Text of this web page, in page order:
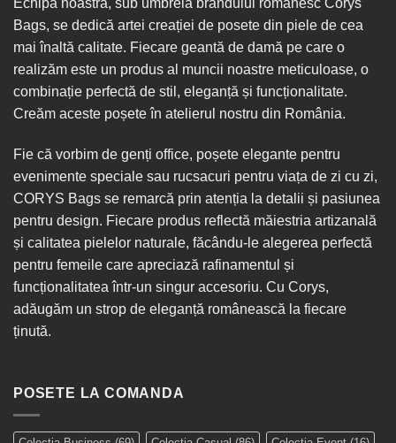
Echipa noastră, sub umbrela brandului românesc Corys
Bags, se dedică artei creației de posete din piele de cea
mai înaltă calitate. Fiecare geantă de damă pe care o
realizăm este un produs al muncii noastre meticuloase, o
combinație perfectă de stil, eleganță și funcționalitate.
Creăm aceste poșete în atelierul nostru din România.
Fie că vorbim de genți office, poșete elegante pentru
evenimente speciale sau rucsacuri pentru viața de zi cu zi,
CORYS Bags se remarcă prin atenția la detalii și pasiunea
pentru design. Fiecare produs reflectă măiestria artizanală
și calitatea pielelor naturale, făcându-le alegerea perfectă
pentru femeile care apreciază rafinamentul și
funcționalitatea într-un singur accesoriu. Cu Corys,
adăugăm un strop de eleganță românească la fiecare
ținută.
POSETE LA COMANDA